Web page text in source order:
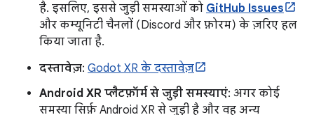
है. इसलिए, इससे जुड़ी समस्याओं को GitHub Issues
और कम्यूनिटी चैनलों (Discord और फ़ोरम) के ज़रिए हल
किया जाता है.
दस्तावेज़: Godot XR के दस्तावेज़
Android XR प्लैटफ़ॉर्म से जुड़ी समस्याएं: अगर कोई
समस्या सिर्फ़ Android XR से जुड़ी है और वह अन्य